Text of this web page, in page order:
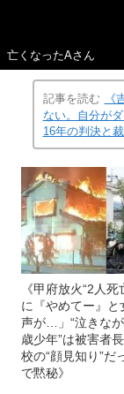
亡くなったAさん
記事を読む
《
ない。自分が
16年の判決と
《甲府放火“2人
に『やめてー』と
声が…」“泣きな
歳少年”は被害者
校の“顔見知り”だ
で黙秘》